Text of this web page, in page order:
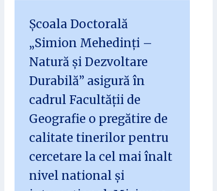
Școala Doctorală
„Simion Mehedinți –
Natură și Dezvoltare
Durabilă” asigură în
cadrul Facultății de
Geografie o pregătire de
calitate tinerilor pentru
cercetare la cel mai înalt
nivel national și